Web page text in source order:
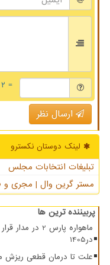
= ۲ بعلاوه ۱
ارسال نظر
لینک دوستان نكسترو
تبلیغات انتخابات مجلس
مستر گرین وال | مجری و
پربیننده ترین ها
ماهواره پارس
در1405
علت تا درمان قطعی ریزش